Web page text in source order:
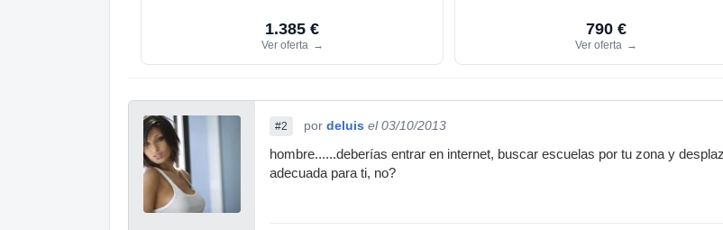
1.385 €
Ver oferta →
790 €
Ver oferta →
#2 por deluis el 03/10/2013
hombre......deberías entrar en internet, buscar escuelas por tu zona y
adecuada para ti, no?